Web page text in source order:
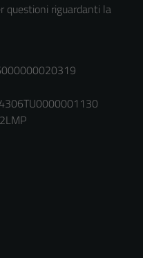
questioni riguardanti la
Questi cookie
sono necessari